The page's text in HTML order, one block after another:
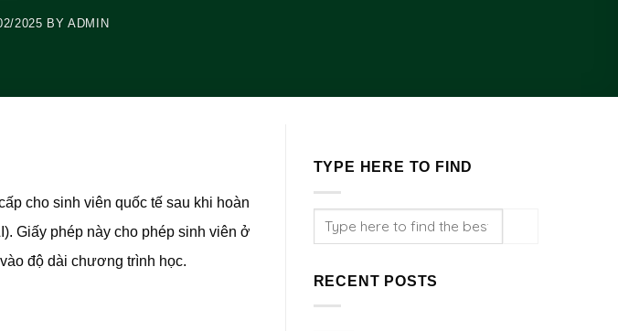
2025 BYADMIN
cho sinh viên quốc tế sau khi hoàn
Giấy phép này cho phép sinh viên ở
độ dài chương trình học.
TYPE HERE TO FIND
RECENT POSTS